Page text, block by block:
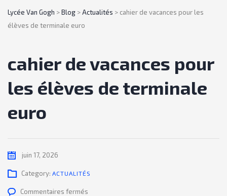
Lycée Van Gogh >Blog >Actualités > cahier de vacances pour les
élèves de terminale euro
cahier de vacances pour
les élèves de terminale
euro
juin 17, 2026
Category: ACTUALITÉS
Commentaires fermés